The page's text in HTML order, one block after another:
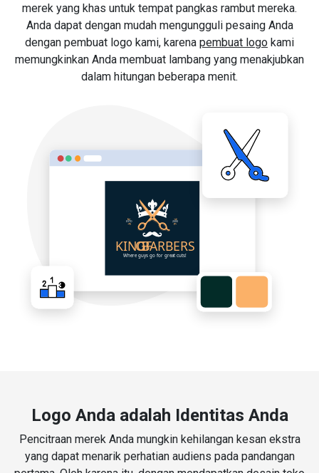
merek yang khas untuk tempat pangkas rambut mereka.
Anda dapat dengan mudah mengungguli pesaing Anda
dengan pembuat logo kami, karena pembuat logo kami
memungkinkan Anda membuat lambang yang menakjubkan
dalam hitungan beberapa menit.
Logo Anda adalah Identitas Anda
Pencitraan merek Anda mungkin kehilangan kesan ekstra
yang dapat menarik perhatian audiens pada pandangan